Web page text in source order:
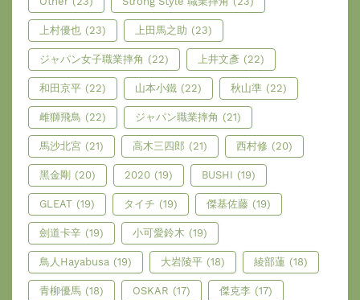
上村優也 (23) 上田馬之助 (23)
ジャパン女子職業摔角 (22) 上井文彥 (22)
和田京平 (22) 山本小鐵 (22) 秋山準 (22)
雌獅飛鳥 (22) ジャパン職業摔角 (21)
馬沙北宮 (21) 高木三四郎 (21) 西村修 (20)
黑金剛 (20) 2020 (19) BUSHI (19)
GLEAT (19) タイチ (19) 傑基佐藤 (19)
劍道卡辛 (19) 小可愛鈴木 (19)
鳥人Hayabusa (19) 大岩陵平 (18) 綾部蓮 (18)
青柳優馬 (18) OSKAR (17) 傑克李 (17)